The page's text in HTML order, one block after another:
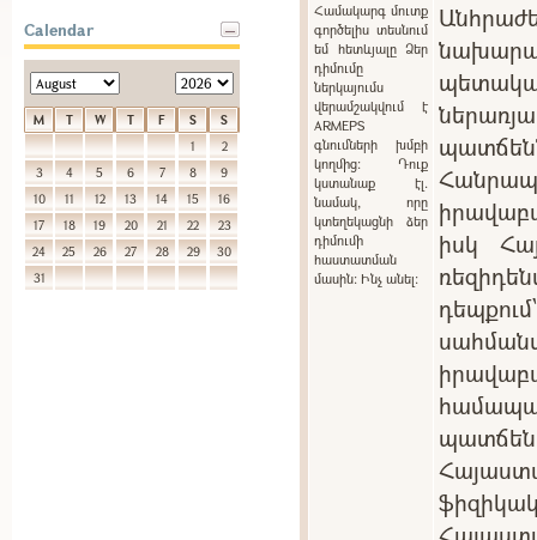
Calendar
M T W T F S
S
1
2
3
4 5 6 7 8
9
10
11 12 13 14 15
16
17
18 19 20 21 22
23
24
25 26 27 28 29
30
31
Համակարգ մուտք
գործելիս տեսնում
եմ հետևյալը Ձեր
դիմումը
ներկայումս
վերամշակվում է
ARMEPS
գնումների խմբի
կողմից: Դուք
կստանաք էլ.
նամակ, որը
կտեղեկացնի ձեր
դիմումի
հաստատման
մասին: Ինչ անել:
իսկ